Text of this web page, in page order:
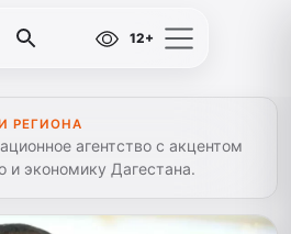
12+
РЕГИОНА
агентство с акцентом
и экономику Дагестана.